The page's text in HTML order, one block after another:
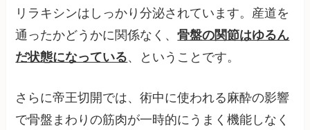
リラキシンはしっかり分泌されています。産道を
通ったかどうかに関係なく、骨盤の関節はゆるん
だ状態になっている、ということです。
さらに帝王切開では、術中に使われる麻酔の影響
で骨盤まわりの筋肉が一時的にうまく機能しなく